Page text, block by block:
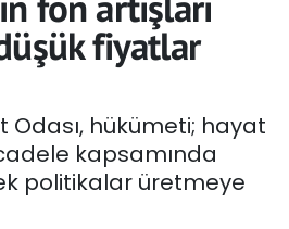
fiyatlar
Odası, hükümeti; hayat
kapsamında
politikalar üretmeye